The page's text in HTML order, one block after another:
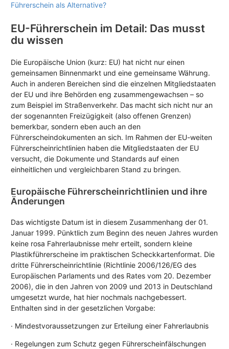
Führerschein als Alternative?
EU-Führerschein im Detail: Das musst
du wissen
Die Europäische Union (kurz: EU) hat nicht nur einen
gemeinsamen Binnenmarkt und eine gemeinsame Währung.
Auch in anderen Bereichen sind die einzelnen Mitgliedstaaten
der EU und ihre Behörden eng zusammengewachsen – so
zum Beispiel im Straßenverkehr. Das macht sich nicht nur an
der sogenannten Freizügigkeit (also offenen Grenzen)
bemerkbar, sondern eben auch an den
Führerscheindokumenten an sich. Im Rahmen der EU-weiten
Führerscheinrichtlinien haben die Mitgliedstaaten der EU
versucht, die Dokumente und Standards auf einen
einheitlichen und vergleichbaren Stand zu bringen.
Europäische Führerscheinrichtlinien und ihre
Änderungen
Das wichtigste Datum ist in diesem Zusammenhang der 01.
Januar 1999. Pünktlich zum Beginn des neuen Jahres wurden
keine rosa Fahrerlaubnisse mehr erteilt, sondern kleine
Plastikführerscheine im praktischen Scheckkartenformat. Die
dritte Führerscheinrichtlinie (Richtlinie 2006/126/EG des
Europäischen Parlaments und des Rates vom 20. Dezember
2006), die in den Jahren von 2009 und 2013 in Deutschland
umgesetzt wurde, hat hier nochmals nachgebessert.
Enthalten sind in der gesetzlichen Vorgabe:
· Mindestvoraussetzungen zur Erteilung einer Fahrerlaubnis
· Regelungen zum Schutz gegen Führerscheinfälschungen